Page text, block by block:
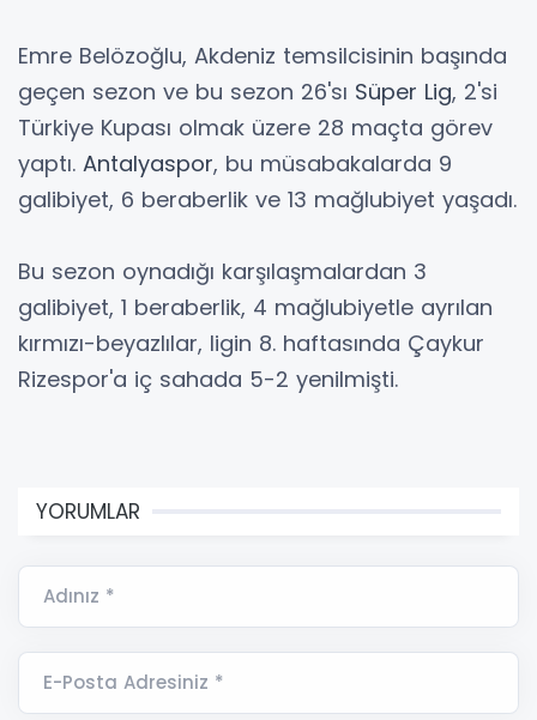
Emre Belözoğlu, Akdeniz temsilcisinin başında
geçen sezon ve bu sezon 26'sı Süper Lig, 2'si
Türkiye Kupası olmak üzere 28 maçta görev
yaptı. Antalyaspor, bu müsabakalarda 9
galibiyet, 6 beraberlik ve 13 mağlubiyet yaşadı.
Bu sezon oynadığı karşılaşmalardan 3
galibiyet, 1 beraberlik, 4 mağlubiyetle ayrılan
kırmızı-beyazlılar, ligin 8. haftasında Çaykur
Rizespor'a iç sahada 5-2 yenilmişti.
YORUMLAR
Adınız *
E-Posta Adresiniz *